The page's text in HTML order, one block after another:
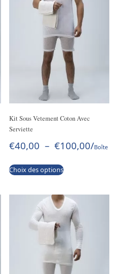
Kit Sous Vetement Coton Avec
Serviette
€40,00 – €100,00/Boîte
Choix des options